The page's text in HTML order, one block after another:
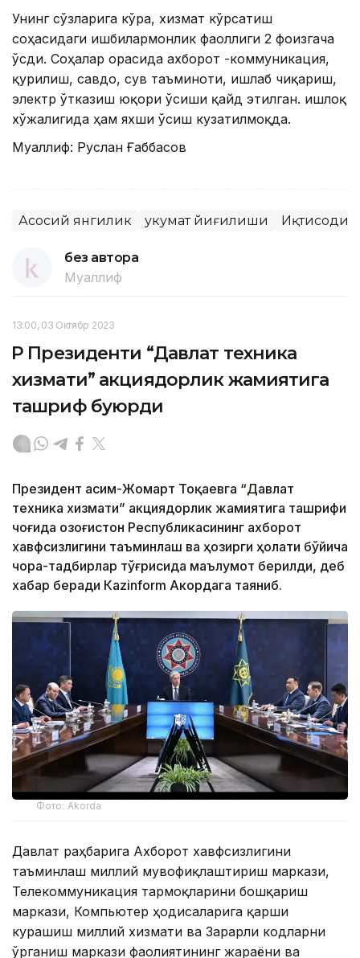
Унинг сўзларига кўра, хизмат кўрсатиш
соҳасидаги ишбилармонлик фаоллиги 2 фоизгача
ўсди. Соҳалар орасида ахборот -коммуникация,
қурилиш, савдо, сув таъминоти, ишлаб чиқариш,
электр ўтказиш юқори ўсиши қайд этилган. Қишлоқ
хўжалигида ҳам яхши ўсиш кузатилмоқда.
Муаллиф: Руслан Ғаббасов
Асосий янгилик Ҳукумат йиғилиши
без автора
Муаллиф
13:00, 03 Октябр 2023
ҚР Президенти “Давлат техника
хизмати” акциядорлик жамиятига
ташриф буюрди
Президент Қасим-Жомарт Тоқаевга “Давлат
техника хизмати” акциядорлик жамиятига ташрифи
чоғида Қозоғистон Республикасининг ахборот
хавфсизлигини таъминлаш ва ҳозирги ҳолати бўйича
чора-тадбирлар тўғрисида маълумот берилди, деб
хабар беради Каzinform Акордага таяниб.
Фото: Akorda
Давлат раҳбарига Ахборот хавфсизлигини
таъминлаш миллий мувофиқлаштириш маркази,
Телекоммуникация тармоқларини бошқариш
маркази, Компьютер ҳодисаларига қарши
курашиш миллий хизмати ва Зарарли кодларни
ўрганиш маркази фаолиятининг жараёни ва